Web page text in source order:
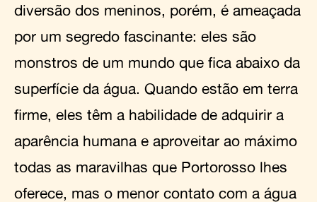
diversão dos meninos, porém, é ameaçada
por um segredo fascinante: eles são
monstros de um mundo que fica abaixo da
superfície da água. Quando estão em terra
firme, eles têm a habilidade de adquirir a
aparência humana e aproveitar ao máximo
todas as maravilhas que Portorosso lhes
oferece, mas o menor contato com a água